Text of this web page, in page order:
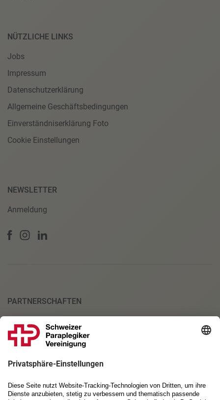
NÜTZLICHE LINKS
Jobs
Impressum
Datenschutzerklärung
Allgemeine Geschäftsbedingungen
Einverständniserklärung Foto
Cookie Einstellungen
NEWSLETTER
Anmeldung
PARTNERSCHAFTEN